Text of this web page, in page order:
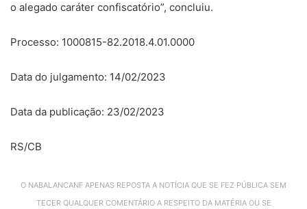
o alegado caráter confiscatório”, concluiu.
Processo: 1000815-82.2018.4.01.0000
Data do julgamento: 14/02/2023
Data da publicação: 23/02/2023
RS/CB
O NABALANCANF APENAS REPOSTA A NOTÍCIA QUE SE FEZ PÚBLICA SEM
TECER QUALQUER COMENTÁRIO A RESPEITO DA MATÉRIA OU SE